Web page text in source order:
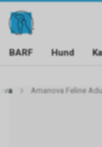
BARF Hund
Amanova Feline